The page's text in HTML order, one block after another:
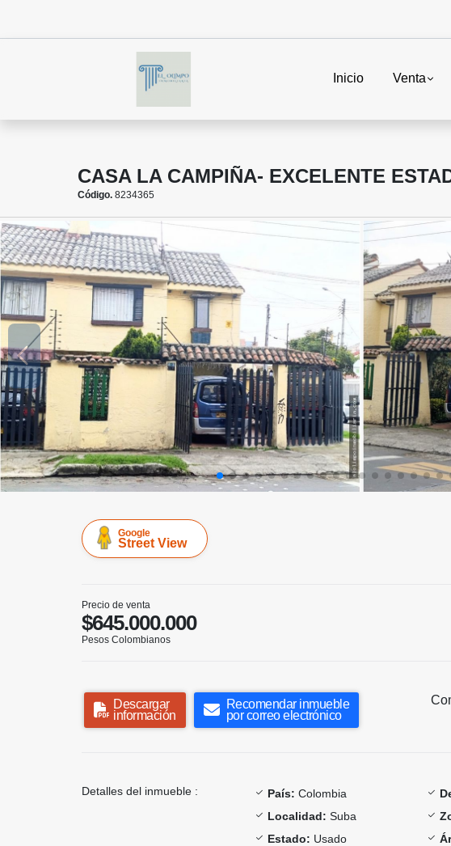
Inicio Venta
CASA LA CAMPIÑA- EXCELENTE
Código. 8234365
Google
Street View
Precio de venta
$645.000.000
Pesos Colombianos
Descargar
información
Recomendar inmueble
por correo electrónico
Detalles del inmueble : País: Colombia
Localidad: Suba
Estado: Usado